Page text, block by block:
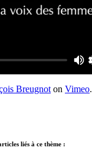
Breugnot on Vimeo.
liés à ce thème :